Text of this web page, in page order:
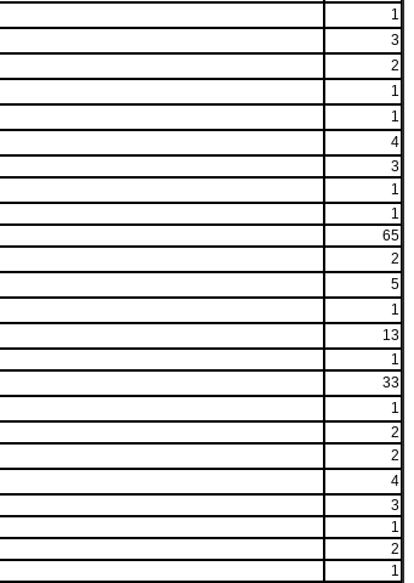
1
3
2
1
1
4
3
1
1
65
2
5
1
13
1
33
1
2
2
4
3
1
2
1